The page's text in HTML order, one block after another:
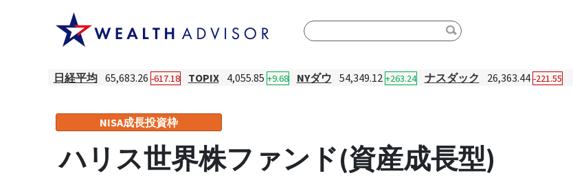
日経平均 65,683.26 -617.18 TOPIX 4,055.85 +9.68 NYダウ 54,349.12 +263.24 ナスダック 26,363.44 -221.55
NISA成長投資枠
ハリス世界株ファンド(資産成長型)